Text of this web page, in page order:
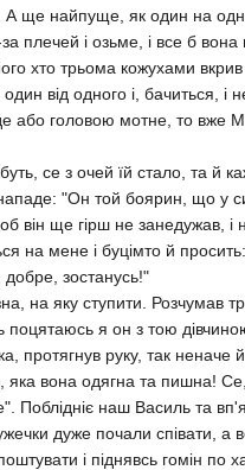
ще найпуще, як один на
плечей i озьме, i все б
хто трьома кожухами
вiд одного i, бачиться, i
або головою мотне, то вже
се з очей їй стало, та й
"Он той боярин, що у
вiн ще гiрш не занедужав, i
на мене i буцiмто й
зостанусь!"
на яку ступити. Розчумав
поцятаюсь я он з тою
протягнув руку, так
яка вона одягна та пишна!
Поблiднiє наш Василь та
дуже почали спiвати, а
i пiднявсь гомiн по